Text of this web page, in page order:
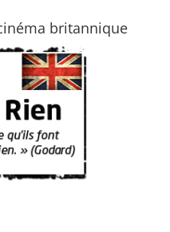
britannique